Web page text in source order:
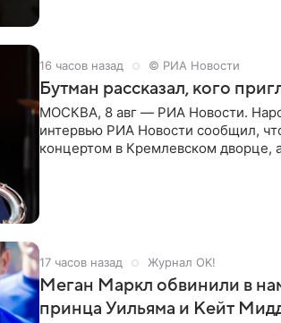
16 часов назад © РИА Новости
Бутман рассказал, кого
МОСКВА, 8 авг — РИА Новости.
интервью РИА Новости сообщил,
концертом в Кремлевском дворце,
17 часов назад Журнал OK!
Меган Маркл обвинили в
принца Уильяма и Кейт